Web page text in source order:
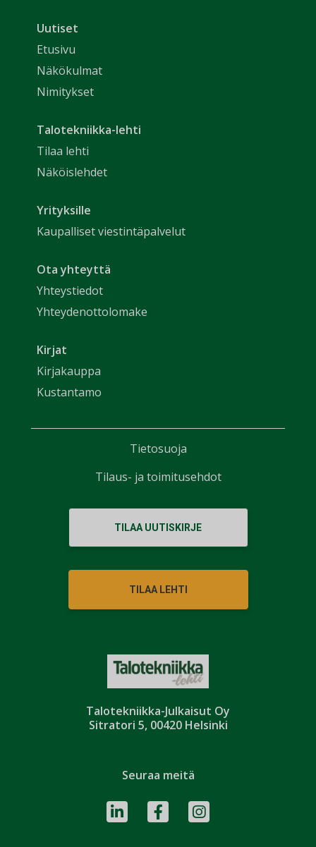
Talotekniikka-Julkaisut Oy
Sitratori 5, 00420 Helsinki
Uutiset
Etusivu
Näkökulmat
Nimitykset
Talotekniikka-lehti
Tilaa lehti
Näköislehdet
Yrityksille
Kaupalliset viestintäpalvelut
Ota yhteyttä
Yhteystiedot
Yhteydenottolomake
Kirjat
Kirjakauppa
Kustantamo
TILAA UUTISKIRJE
TILAA LEHTI
Seuraa meitä
Tietosuoja
Tilaus- ja toimitusehdot